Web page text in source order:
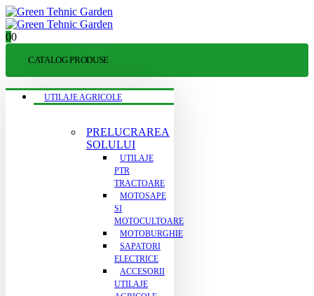
00
CATALOG PRODUSE
UTILAJE AGRICOLE
PRELUCRAREA
SOLULUI
UTILAJE
PTR
TRACTOARE
MOTOSAPE
SI
MOTOCULTOARE
MOTOBURGHIE
SAPATORI
ELECTRICE
ACCESORII
UTILAJE